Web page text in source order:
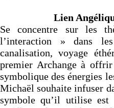
Lien
Se concentre sur les
l’interaction » dans
canalisation, voyage
premier Archange à
symbolique des énergies
Michaël souhaite infuser
symbole qu’il utilise